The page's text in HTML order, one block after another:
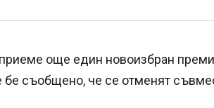
още един новоизбран
съобщено, че се отменят